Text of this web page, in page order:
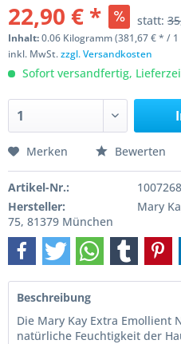
22,90 € * statt:
Inhalt:0.06 Kilogramm (381,67 € * /
inkl. MwSt.zzgl. Versandkosten
Sofort versandfertig,
Merken Bewerten
Artikel-Nr.:
Hersteller:
Mary
75, 81379 München
Beschreibung
Die Mary Kay Extra Emollient
natürliche Feuchtigkeit der